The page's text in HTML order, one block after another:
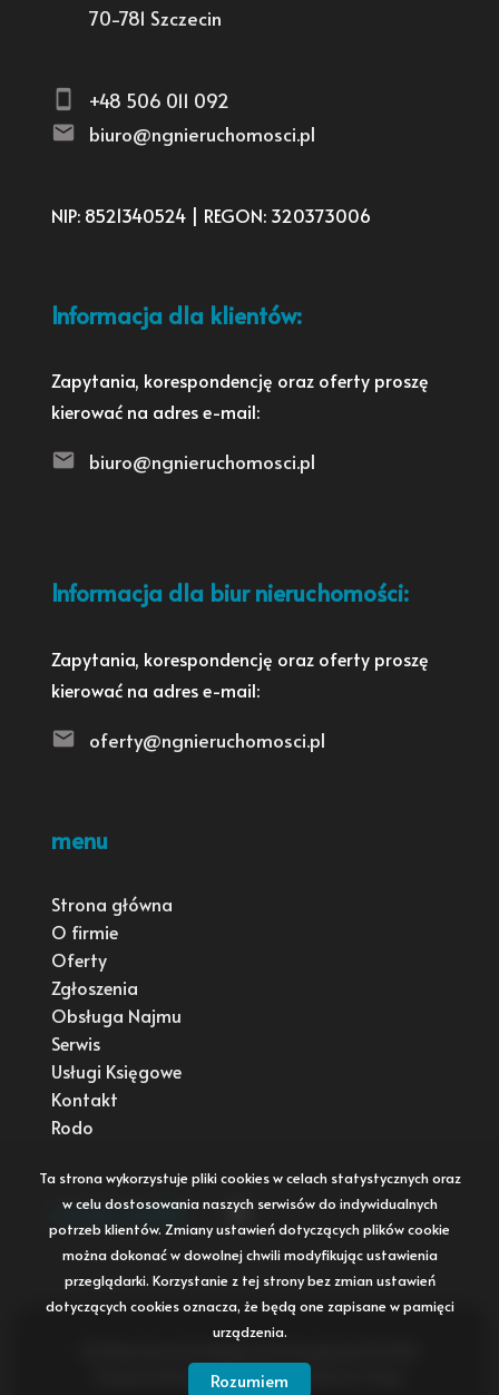
70-781 Szczecin
+48 506 011 092
biuro@ngnieruchomosci.pl
NIP: 8521340524 | REGON: 320373006
Informacja dla klientów:
Zapytania, korespondencję oraz oferty proszę
kierować na adres e-mail:
biuro@ngnieruchomosci.pl
Informacja dla biur nieruchomości:
Zapytania, korespondencję oraz oferty proszę
kierować na adres e-mail:
oferty@ngnieruchomosci.pl
menu
Strona główna
O firmie
Oferty
Zgłoszenia
Obsługa Najmu
Serwis
Usługi Księgowe
Kontakt
Rodo
social media Facebook
Program dla biur nieruchomości
Ta strona wykorzystuje pliki cookies w celach statystycznych oraz
w celu dostosowania naszych serwisów do indywidualnych
potrzeb klientów. Zmiany ustawień dotyczących plików cookie
można dokonać w dowolnej chwili modyfikując ustawienia
przeglądarki. Korzystanie z tej strony bez zmian ustawień
dotyczących cookies oznacza, że będą one zapisane w pamięci
urządzenia.
Rozumiem